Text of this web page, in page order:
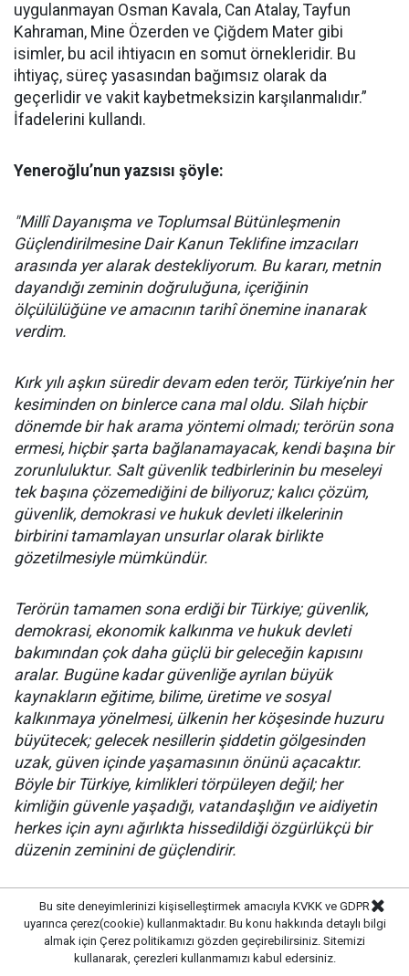
uygulanmayan Osman Kavala, Can Atalay, Tayfun
Kahraman, Mine Özerden ve Çiğdem Mater gibi
isimler, bu acil ihtiyacın en somut örnekleridir. Bu
ihtiyaç, süreç yasasından bağımsız olarak da
geçerlidir ve vakit kaybetmeksizin karşılanmalıdır.”
İfadelerini kullandı.
Yeneroğlu’nun yazsısı şöyle:
"Millî Dayanışma ve Toplumsal Bütünleşmenin
Güçlendirilmesine Dair Kanun Teklifine imzacıları
arasında yer alarak destekliyorum. Bu kararı, metnin
dayandığı zeminin doğruluğuna, içeriğinin
ölçülülüğüne ve amacının tarihî önemine inanarak
verdim.
Kırk yılı aşkın süredir devam eden terör, Türkiye’nin her
kesiminden on binlerce cana mal oldu. Silah hiçbir
dönemde bir hak arama yöntemi olmadı; terörün sona
ermesi, hiçbir şarta bağlanamayacak, kendi başına bir
zorunluluktur. Salt güvenlik tedbirlerinin bu meseleyi
tek başına çözemediğini de biliyoruz; kalıcı çözüm,
güvenlik, demokrasi ve hukuk devleti ilkelerinin
birbirini tamamlayan unsurlar olarak birlikte
gözetilmesiyle mümkündür.
Terörün tamamen sona erdiği bir Türkiye; güvenlik,
demokrasi, ekonomik kalkınma ve hukuk devleti
bakımından çok daha güçlü bir geleceğin kapısını
aralar. Bugüne kadar güvenliğe ayrılan büyük
kaynakların eğitime, bilime, üretime ve sosyal
kalkınmaya yönelmesi, ülkenin her köşesinde huzuru
büyütecek; gelecek nesillerin şiddetin gölgesinden
uzak, güven içinde yaşamasının önünü açacaktır.
Böyle bir Türkiye, kimlikleri törpüleyen değil; her
kimliğin güvenle yaşadığı, vatandaşlığın ve aidiyetin
herkes için aynı ağırlıkta hissedildiği özgürlükçü bir
düzenin zeminini de güçlendirir.
Bu çerçevede, illegal silahlı mücadelenin bütünüyle
sona ermesi ve Kürt meselesinin yalnızca demokratik
siyaset içinde konuşulması, bu ülkede korkunun değil
hukukun konuşmasının önünü açacaktır. Teklifi bu
Bu site deneyimlerinizi kişiselleştirmek amacıyla KVKK ve GDPR
uyarınca çerez(cookie) kullanmaktadır. Bu konu hakkında detaylı bilgi
almak için Çerez politikamızı gözden geçirebilirsiniz. Sitemizi
kullanarak, çerezleri kullanmamızı kabul edersiniz.